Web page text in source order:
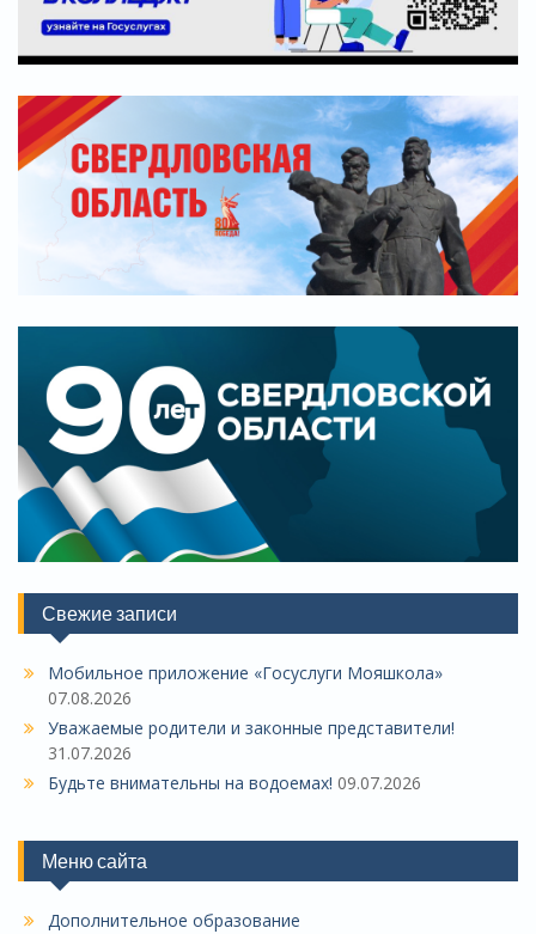
Свежие записи
Мобильное приложение «Госуслуги Мояшкола»
07.08.2026
Уважаемые родители и законные представители!
31.07.2026
Будьте внимательны на водоемах! 09.07.2026
Меню сайта
Дополнительное образование